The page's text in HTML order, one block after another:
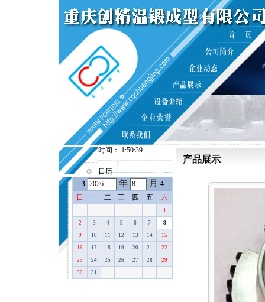
时间： 1:50:39
日历
3
年 月 4
日
一 二 三 四 五 六
1
2 3 4 5 6 7 8
9 10 11 12 13 14 15
16 17 18 19 20 21 22
23 24 25 26 27 28 29
30 31
产品展示